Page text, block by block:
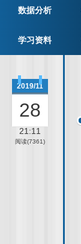
数据分析
学习资料
2019/11
28
21:11
阅读(7361)